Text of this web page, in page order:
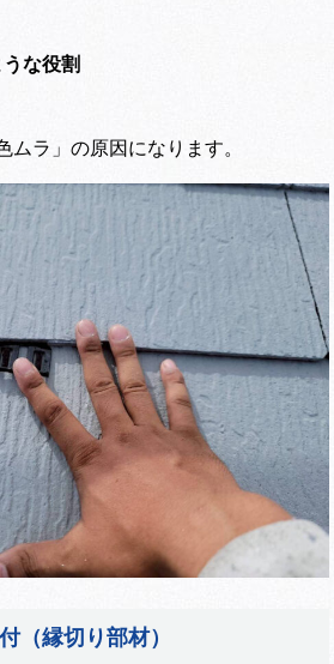
な役割
ムラ」の原因になります。
（縁切り部材）